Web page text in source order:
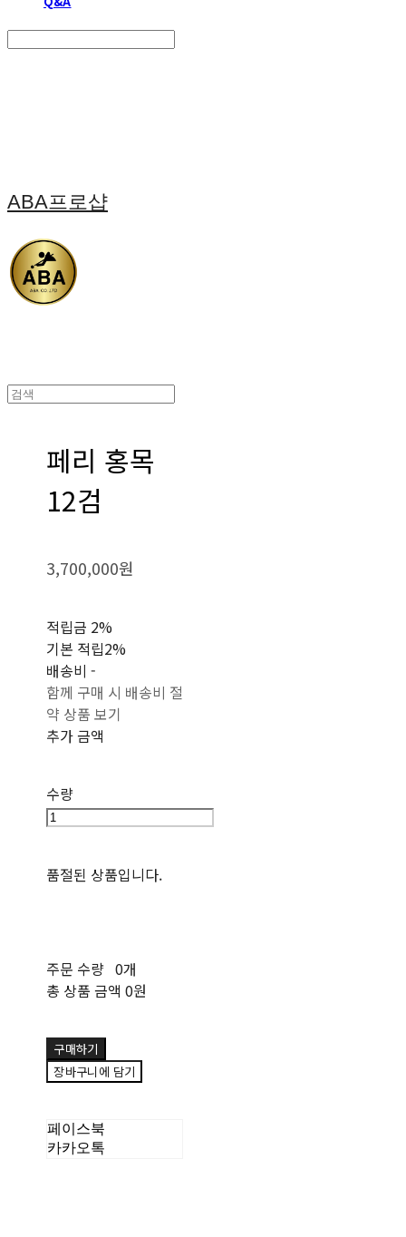
ABA프로샵
페리 홍목
12검
3,700,000원
적립금 2%
기본 적립2%
배송비-
함께 구매 시 배송비 절
약 상품 보기
추가 금액
수량
품절된 상품입니다.
주문 수량 0개
총 상품 금액 0원
구매하기
장바구니에 담기
페이스북
카카오톡